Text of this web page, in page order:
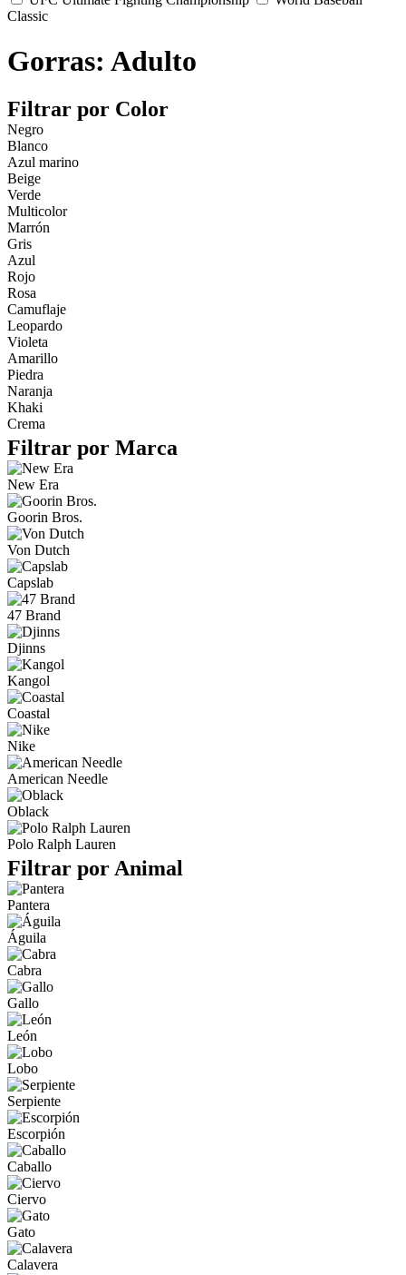
Classic
Gorras: Adulto
Filtrar por Color
Negro
Blanco
Azul marino
Beige
Verde
Multicolor
Marrón
Gris
Azul
Rojo
Rosa
Camuflaje
Leopardo
Violeta
Amarillo
Piedra
Naranja
Khaki
Crema
Filtrar por Marca
New Era
Goorin Bros.
Von Dutch
Capslab
47 Brand
Djinns
Kangol
Coastal
Nike
American Needle
Oblack
Polo Ralph Lauren
Filtrar por Animal
Pantera
Águila
Cabra
Gallo
León
Lobo
Serpiente
Escorpión
Caballo
Ciervo
Gato
Calavera